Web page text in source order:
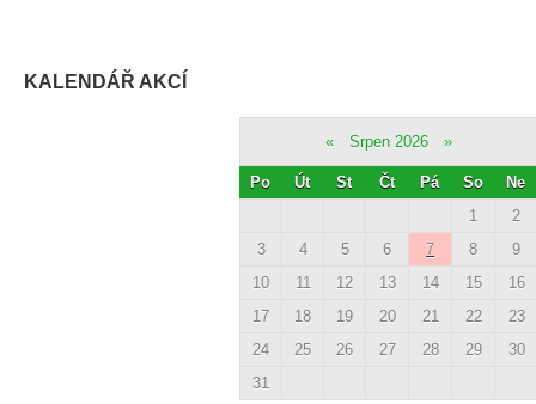
KALENDÁŘ AKCÍ
« Srpen 2026 »
Po Út St Čt Pá So
Ne
1
2
3
4 5 6 7 8
9
10
11 12 13 14 15
16
17
18 19 20 21 22
23
24
25 26 27 28 29
30
31